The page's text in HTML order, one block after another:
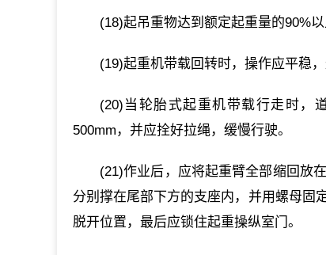
(18)起吊重物达到额定起重量的90%
(19)起重机带载回转时，操作应平稳
(20)当轮胎式起重机带载行走时，
500mm，并应拴好拉绳，缓慢行驶。
(21)作业后，应将起重臂全部缩回放
分别撑在尾部下方的支座内，并用螺母固
脱开位置，最后应锁住起重操纵室门。